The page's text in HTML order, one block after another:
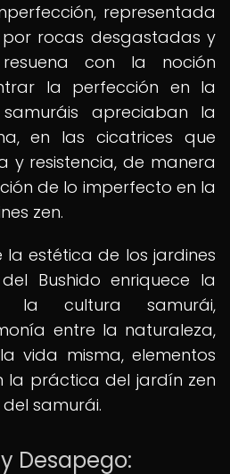
representada
por rocas desgastadas y
con la noción
la perfección en la
apreciaban la
en las cicatrices que
y resistencia, de manera
de lo imperfecto en la
zen.
la estética de los jardines
Bushido enriquece la
la cultura samurái,
entre la naturaleza,
vida misma, elementos
la práctica del jardín zen
samurái.
Desapego: